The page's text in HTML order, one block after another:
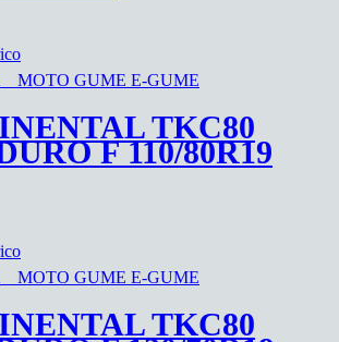
TKC80
F 110/80R19
TKC80